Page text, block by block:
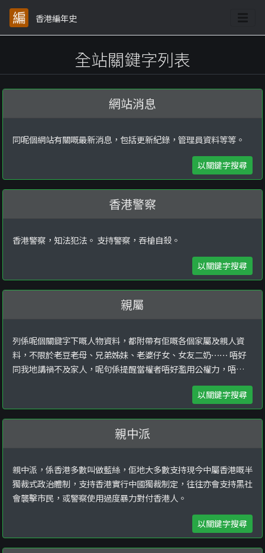
香港編年史
全站關鍵字列表
網站消息
同呢個網站有關嘅最新消息，包括更新紀錄，管理員資料等等。
以關鍵字搜尋
香港警察
香港警察，知法犯法。 支持警察，吞槍自殺。
以關鍵字搜尋
親屬
列係呢個關鍵字下嘅人物資料，都附帶有佢嘅各個家屬及親人資
料，不限於老豆老母、兄弟姊妹、老婆仔女、女友二奶⋯⋯ 唔好
同我地講禍不及家人，呢句係提醒當權者唔好濫用公權力，唔係用
以關鍵字搜尋
親中派
親中派，係香港多數叫做藍絲，佢地大多數支持現今中屬香港嘅半
獨裁式政治體制，支持香港實行中國獨裁制定，往往亦會支持黑社
會襲擊市民，或警察使用過度暴力對付香港人。
以關鍵字搜尋